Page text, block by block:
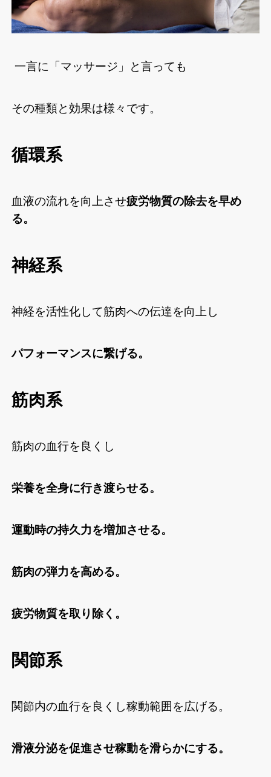
一言に「マッサージ」と言っても
その種類と効果は様々です。
循環系
血液の流れを向上させ疲労物質の除去を早め
る。
神経系
神経を活性化して筋肉への伝達を向上し
パフォーマンスに繋げる。
筋肉系
筋肉の血行を良くし
栄養を全身に行き渡らせる。
運動時の持久力を増加させる。
筋肉の弾力を高める。
疲労物質を取り除く。
関節系
関節内の血行を良くし稼動範囲を広げる。
滑液分泌を促進させ稼動を滑らかにする。